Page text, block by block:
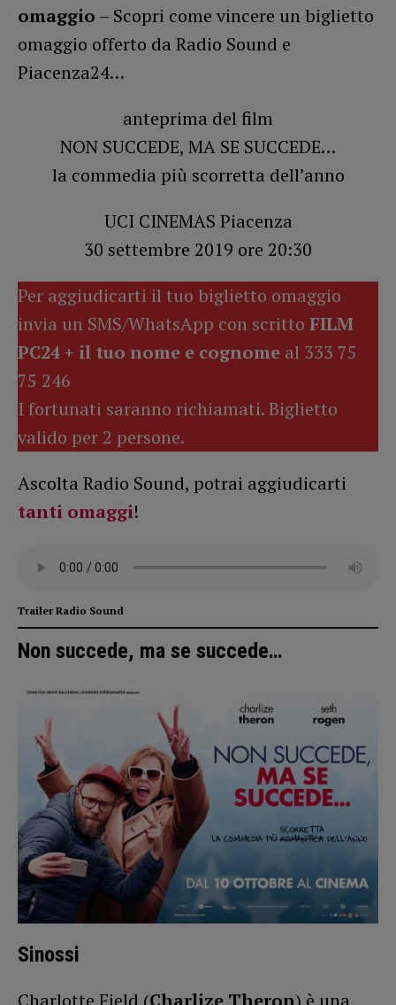
omaggio – Scopri come vincere un biglietto
omaggio offerto da Radio Sound e
Piacenza24…
anteprima del film
NON SUCCEDE, MA SE SUCCEDE…
la commedia più scorretta dell’anno
UCI CINEMAS Piacenza
30 settembre 2019 ore 20:30
Per aggiudicarti il tuo biglietto omaggio
invia un SMS/WhatsApp con scritto FILM
PC24 + il tuo nome e cognome al 333 75
75 246
I fortunati saranno richiamati. Biglietto
valido per 2 persone.
Ascolta Radio Sound, potrai aggiudicarti
tanti omaggi!
Trailer Radio Sound
Non succede, ma se succede…
Sinossi
Charlotte Field (Charlize Theron) è una